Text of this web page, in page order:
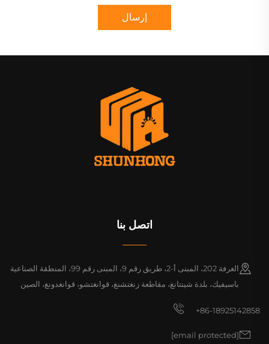
إرسال
اتصل بنا
الغرفة 202، المبنى أ-2، طريق رقم 9، المبنى رقم 99، المنطقة الصناعية
باسيفيك، بلدة شينتانغ، مقاطعة زنغتشنغ، قوانغتشو، قوانغدونغ، الصين
+86-18925142858
[email protected]